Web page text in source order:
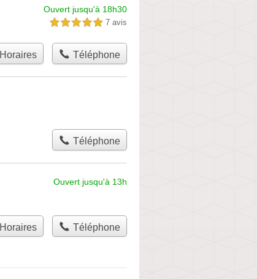
Ouvert jusqu'à 18h30
5,0 étoiles sur 5 7 avis
Horaires Téléphone
Téléphone
Ouvert jusqu'à 13h
Horaires Téléphone